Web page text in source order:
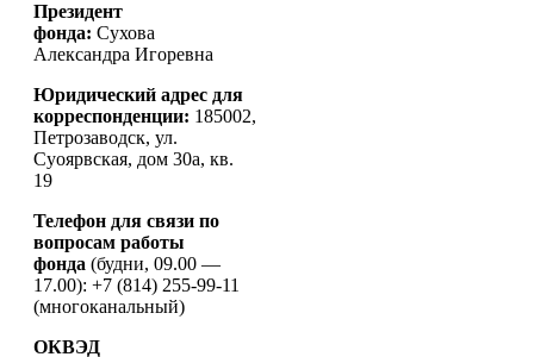
Президент
фонда: Сухова
Александра Игоревна
Юридический адрес для
корреспонденции: 185002,
Петрозаводск, ул.
Суоярвская, дом 30а, кв.
19
Телефон для связи по
вопросам работы
фонда (будни, 09.00 —
17.00): +7 (814) 255-99-11
(многоканальный)
ОКВЭД